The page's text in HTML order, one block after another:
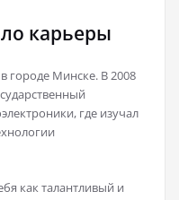
карьеры
городе Минске. В 2008
где изучал
как талантливый и